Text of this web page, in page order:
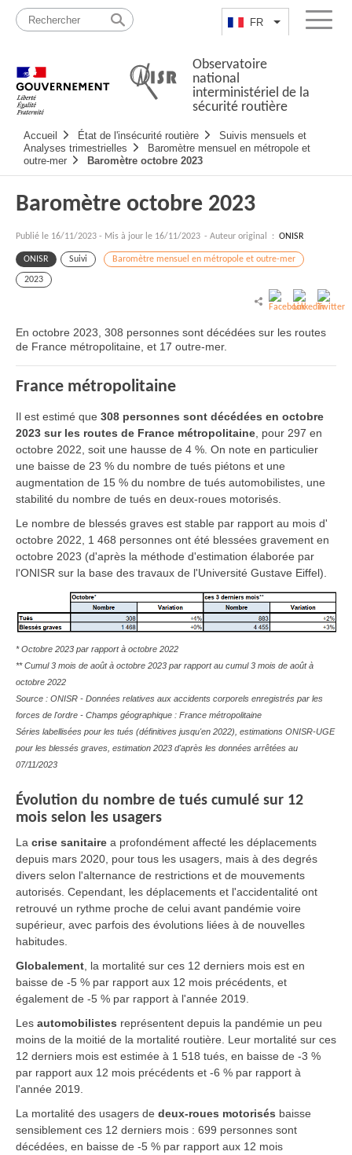
Passer
contenu
FR Lister lesMenu
Observatoire
national
interministériel de la
sécurité routière
principale
Accueil État de l'insécurité routière
Suivis mensuels et
Analyses trimestrielles
Baromètre mensuel en métropole et
outre-mer
Baromètre octobre 2023
Baromètre octobre 2023
Publié le 16/11/2023 - Mis à jour le 16/11/2023 - Auteur original : ONISR
ONISR Suivi Baromètre mensuel en métropole et outre-mer
2023
En octobre 2023, 308 personnes sont décédées sur les routes
de France métropolitaine, et 17 outre-mer.
France métropolitaine
Il est estimé que 308 personnes sont décédées en octobre
2023 sur les routes de France métropolitaine , pour 297 en
octobre 2022, soit une hausse de 4 %. On note en particulier
une baisse de 23 % du nombre de tués piétons et une
augmentation de 15 % du nombre de tués automobilistes, une
stabilité du nombre de tués en deux-roues motorisés.
Le nombre de blessés graves est stable par rapport au mois d'
octobre 2022, 1 468 personnes ont été blessées gravement en
octobre 2023 (d'après la méthode d'estimation élaborée par
l'ONISR sur la base des travaux de l'Université Gustave Eiffel).
* Octobre 2023 par rapport à octobre 2022
** Cumul 3 mois de août à octobre 2023 par rapport au cumul 3 mois de août à
octobre 2022
Source : ONISR - Données relatives aux accidents corporels enregistrés par les
forces de l'ordre - Champs géographique : France métropolitaine
Séries labellisées pour les tués (définitives jusqu'en 2022), estimations ONISR-UGE
pour les blessés graves, estimation 2023 d'après les données arrêtées au
07/11/2023
Évolution du nombre de tués cumulé sur 12
mois selon les usagers
La crise sanitaire a profondément affecté les déplacements
depuis mars 2020, pour tous les usagers, mais à des degrés
divers selon l'alternance de restrictions et de mouvements
autorisés. Cependant, les déplacements et l'accidentalité ont
retrouvé un rythme proche de celui avant pandémie voire
supérieur, avec parfois des évolutions liées à de nouvelles
habitudes.
Globalement , la mortalité sur ces 12 derniers mois est en
baisse de -5 % par rapport aux 12 mois précédents, et
également de -5 % par rapport à l'année 2019.
Les automobilistes représentent depuis la pandémie un peu
moins de la moitié de la mortalité routière. Leur mortalité sur ces
12 derniers mois est estimée à 1 518 tués, en baisse de -3 %
par rapport aux 12 mois précédents et -6 % par rapport à
l'année 2019.
La mortalité des usagers de deux-roues motorisés baisse
sensiblement ces 12 derniers mois : 699 personnes sont
décédées, en baisse de -5 % par rapport aux 12 mois